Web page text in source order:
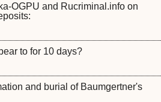
OGPU and Rucriminal.info on
to for 10 days?
and burial of Baumgertner's